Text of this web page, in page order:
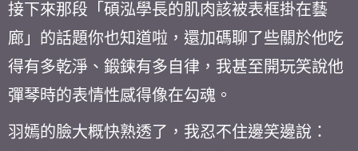
接下來那段「碩泓學長的肌肉該被表框掛在藝
廊」的話題你也知道啦，還加碼聊了些關於他吃
得有多乾淨、鍛鍊有多自律，我甚至開玩笑說他
彈琴時的表情性感得像在勾魂。
羽嫣的臉大概快熟透了，我忍不住邊笑邊說：